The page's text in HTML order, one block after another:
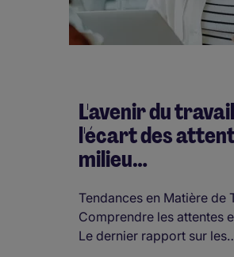
L'avenir du
l'écart des
milieu…
Tendances en Matière de
Comprendre les attentes
Le dernier rapport sur